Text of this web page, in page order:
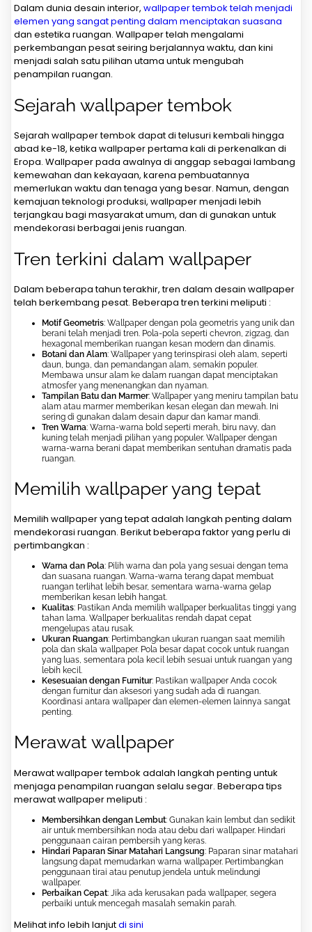
Dalam dunia desain interior, wallpaper tembok telah menjadi
elemen yang sangat penting dalam menciptakan suasana
dan estetika ruangan. Wallpaper telah mengalami
perkembangan pesat seiring berjalannya waktu, dan kini
menjadi salah satu pilihan utama untuk mengubah
penampilan ruangan.
Sejarah wallpaper tembok
Sejarah wallpaper tembok dapat di telusuri kembali hingga
abad ke-18, ketika wallpaper pertama kali di perkenalkan di
Eropa. Wallpaper pada awalnya di anggap sebagai lambang
kemewahan dan kekayaan, karena pembuatannya
memerlukan waktu dan tenaga yang besar. Namun, dengan
kemajuan teknologi produksi, wallpaper menjadi lebih
terjangkau bagi masyarakat umum, dan di gunakan untuk
mendekorasi berbagai jenis ruangan.
Tren terkini dalam wallpaper
Dalam beberapa tahun terakhir, tren dalam desain wallpaper
telah berkembang pesat. Beberapa tren terkini meliputi :
Motif Geometris: Wallpaper dengan pola geometris yang unik dan
berani telah menjadi tren. Pola-pola seperti chevron, zigzag, dan
hexagonal memberikan ruangan kesan modern dan dinamis.
Botani dan Alam: Wallpaper yang terinspirasi oleh alam, seperti
daun, bunga, dan pemandangan alam, semakin populer.
Membawa unsur alam ke dalam ruangan dapat menciptakan
atmosfer yang menenangkan dan nyaman.
Tampilan Batu dan Marmer: Wallpaper yang meniru tampilan batu
alam atau marmer memberikan kesan elegan dan mewah. Ini
sering di gunakan dalam desain dapur dan kamar mandi.
Tren Warna: Warna-warna bold seperti merah, biru navy, dan
kuning telah menjadi pilihan yang populer. Wallpaper dengan
warna-warna berani dapat memberikan sentuhan dramatis pada
ruangan.
Memilih wallpaper yang tepat
Memilih wallpaper yang tepat adalah langkah penting dalam
mendekorasi ruangan. Berikut beberapa faktor yang perlu di
pertimbangkan :
Warna dan Pola: Pilih warna dan pola yang sesuai dengan tema
dan suasana ruangan. Warna-warna terang dapat membuat
ruangan terlihat lebih besar, sementara warna-warna gelap
memberikan kesan lebih hangat.
Kualitas: Pastikan Anda memilih wallpaper berkualitas tinggi yang
tahan lama. Wallpaper berkualitas rendah dapat cepat
mengelupas atau rusak.
Ukuran Ruangan: Pertimbangkan ukuran ruangan saat memilih
pola dan skala wallpaper. Pola besar dapat cocok untuk ruangan
yang luas, sementara pola kecil lebih sesuai untuk ruangan yang
lebih kecil.
Kesesuaian dengan Furnitur: Pastikan wallpaper Anda cocok
dengan furnitur dan aksesori yang sudah ada di ruangan.
Koordinasi antara wallpaper dan elemen-elemen lainnya sangat
penting.
Merawat wallpaper
Merawat wallpaper tembok adalah langkah penting untuk
menjaga penampilan ruangan selalu segar. Beberapa tips
merawat wallpaper meliputi :
Membersihkan dengan Lembut: Gunakan kain lembut dan sedikit
air untuk membersihkan noda atau debu dari wallpaper. Hindari
penggunaan cairan pembersih yang keras.
Hindari Paparan Sinar Matahari Langsung: Paparan sinar matahari
langsung dapat memudarkan warna wallpaper. Pertimbangkan
penggunaan tirai atau penutup jendela untuk melindungi
wallpaper.
Perbaikan Cepat: Jika ada kerusakan pada wallpaper, segera
perbaiki untuk mencegah masalah semakin parah.
Melihat info lebih lanjutdi sini